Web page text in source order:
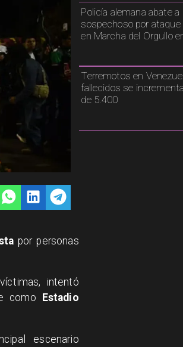
Policía alemana abate a
sospechoso por
en Marcha del Orgullo
Terremotos en
fallecidos se
de 5.400
por personas
intentó
como
Estadio
escenario